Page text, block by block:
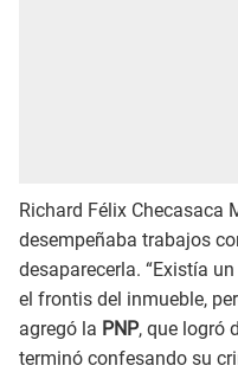
Richard Félix Checasaca
desempeñaba trabajos
desaparecerla. “Existía
el frontis del inmueble,
agregó la PNP, que logró
terminó confesando su